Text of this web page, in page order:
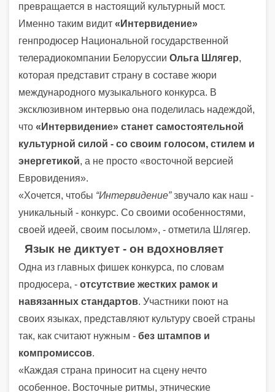
превращается в настоящий культурный мост.
Именно таким видит «Интервидение»
генпродюсер Национальной государственной
телерадиокомпании Белоруссии Ольга Шлягер,
которая представит страну в составе жюри
международного музыкального конкурса. В
эксклюзивном интервью она поделилась надеждой,
что «Интервидение» станет самостоятельной
культурной силой - со своим голосом, стилем и
энергетикой, а не просто «восточной версией
Евровидения».
«Хочется, чтобы “Интервидение”звучало как наш -
уникальный - конкурс. Со своими особенностями,
своей идеей, своим посылом», - отметила Шлягер.
Язык не диктует - он вдохновляет
Одна из главных фишек конкурса, по словам
продюсера, - отсутствие жестких рамок и
навязанных стандартов. Участники поют на
своих языках, представляют культуру своей страны
так, как считают нужным - без штампов и
компромиссов.
«Каждая страна приносит на сцену нечто
особенное. Восточные ритмы, этнические